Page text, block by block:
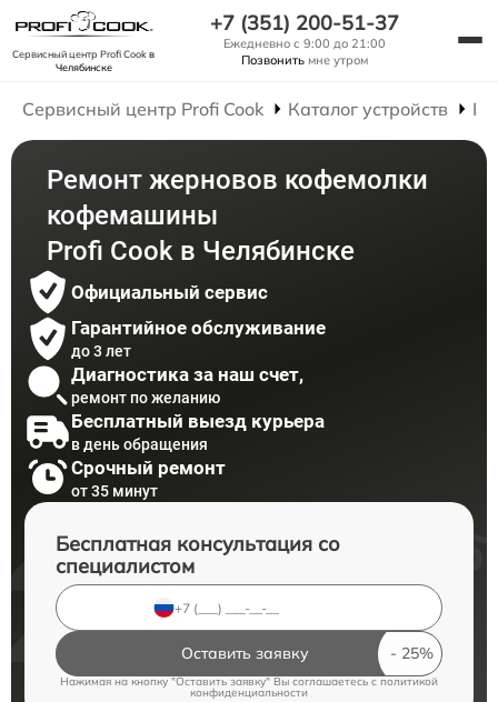
Сервисный центр Profi Cookв
Челябинске
+7 (351) 200-51-37
Ежедневно с 9:00 до 21:00
Позвонить мне утром
Сервисный центр Profi Cook Каталог устройств
Ремонт жерновов кофемолки
кофемашины
Profi Cook в Челябинске
Официальный сервис
Гарантийное обслуживание
до 3 лет
Диагностика за наш счет,
ремонт по желанию
Бесплатный выезд курьера
в день обращения
Срочный ремонт
от 35 минут
Бесплатная консультация со
специалистом
Оставить заявку
Нажимая на кнопку "Оставить заявку" Вы соглашаетесь c политикой
конфиденциальности